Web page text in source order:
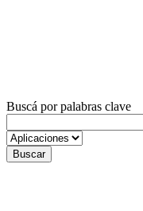
Buscá por palabras clave